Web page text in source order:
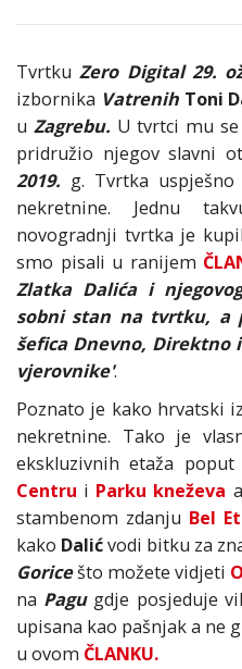
TvrtkuZero Digital 29.
izbornika Vatrenih Toni
u Zagrebu. U tvrtci mu
pridružio njegov slavni
2019. g. Tvrtka
nekretnine. Jednu
novogradnji tvrtka je
smo pisali u ranijem
Zlatka Dalića i
sobni stan na tvrtku, a
šefica Dnevno, Direktno
vjerovnike'.
Poznato je kako hrvatski
nekretnine. Tako je
ekskluzivnih etaža
Centru i Parku kneževa
stambenom zdanju Bel
kako Dalićvodi bitku za
Goricešto možete vidjeti
na Pagu gdje posjeduje
upisana kao pašnjak a ne
u ovom ČLANKU.